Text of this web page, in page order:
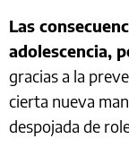
Las
adolescencia,
gracias a la
cierta nueva
despojada de